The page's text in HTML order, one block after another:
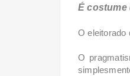
É costume
O eleitorado
O